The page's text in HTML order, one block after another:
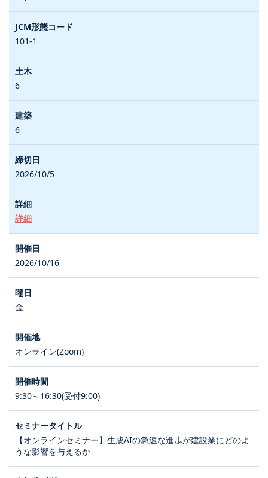
101-1
6
6
2026/10/5
詳細
2026/10/16
金
オンライン(Zoom)
9:30～16:30(受付9:00)
【オンラインセミナー】生成AIの急速な進歩が建設業にどのよ
うな影響を与えるか